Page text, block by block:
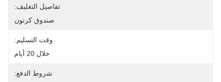
تفاصيل التغليف:
صندوق كرتون
وقت التسليم:
خلال 20 أيام
شروط الدفع: